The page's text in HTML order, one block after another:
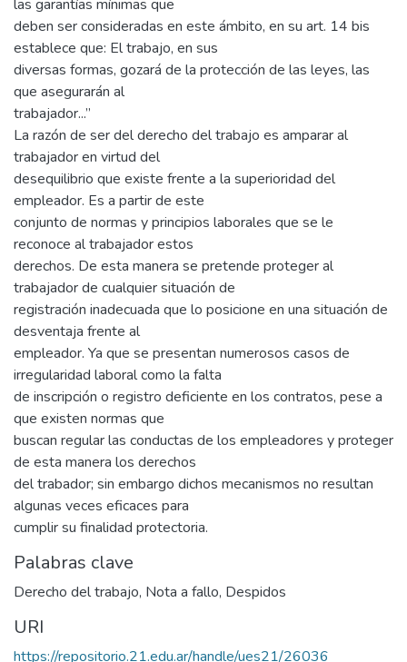
las garantías mínimas que
deben ser consideradas en este ámbito, en su art. 14 bis
establece que: El trabajo, en sus
diversas formas, gozará de la protección de las leyes, las
que asegurarán al
trabajador...”
La razón de ser del derecho del trabajo es amparar al
trabajador en virtud del
desequilibrio que existe frente a la superioridad del
empleador. Es a partir de este
conjunto de normas y principios laborales que se le
reconoce al trabajador estos
derechos. De esta manera se pretende proteger al
trabajador de cualquier situación de
registración inadecuada que lo posicione en una situación de
desventaja frente al
empleador. Ya que se presentan numerosos casos de
irregularidad laboral como la falta
de inscripción o registro deficiente en los contratos, pese a
que existen normas que
buscan regular las conductas de los empleadores y proteger
de esta manera los derechos
del trabador; sin embargo dichos mecanismos no resultan
algunas veces eficaces para
cumplir su finalidad protectoria.
Palabras clave
Derecho del trabajo, Nota a fallo, Despidos
URI
https://repositorio.21.edu.ar/handle/ues21/26036